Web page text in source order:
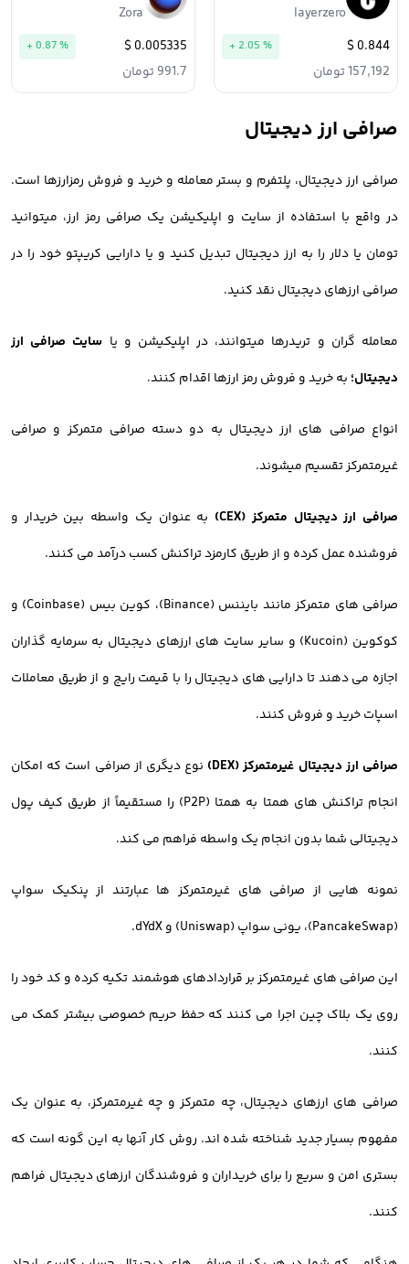
layerzero
0.844 $
+ 2.05 %
157,192 تومان
Zora
0.005335 $
+ 0.87 %
991.7 تومان
صرافی ارز دیجیتال
صرافی ارز دیجیتال، پلتفرم و بستر معامله و خرید و فروش رمزارزها است.
در واقع با استفاده از سایت و اپلیکیشن یک صرافی رمز ارز، میتوانید
تومان یا دلار را به ارز دیجیتال تبدیل کنید و یا دارایی کریپتو خود را در
صرافی ارزهای دیجیتال نقد کنید.
معامله گران و تریدرها میتوانند، در اپلیکیشن و یا سایت صرافی ارز
دیجیتال؛ به خرید و فروش رمز ارزها اقدام کنند.
انواع صرافی های ارز دیجیتال به دو دسته صرافی متمرکز و صرافی
غیرمتمرکز تقسیم میشوند.
صرافی ارز دیجیتال متمرکز (CEX)
به عنوان یک واسطه بین خریدار و
فروشنده عمل کرده و از طریق کارمزد تراکنش کسب درآمد می کنند.
صرافی های متمرکز مانند بایننس (Binance)، کوین بیس (Coinbase) و
کوکوین (Kucoin) و سایر سایت های ارزهای دیجیتال به سرمایه گذاران
اجازه می دهند تا دارایی های دیجیتال را با قیمت رایج و از طریق معاملات
اسپات خرید و فروش کنند.
صرافی ارز دیجیتال غیرمتمرکز (DEX)
نوع دیگری از صرافی است که امکان
انجام تراکنش های همتا به همتا (P2P) را مستقیماً از طریق کیف پول
دیجیتالی شما بدون انجام یک واسطه فراهم می کند.
نمونه هایی از صرافی های غیرمتمرکز ها عبارتند از پنکیک سواپ
(PancakeSwap)، یونی سواپ (Uniswap) و dYdX.
این صرافی های غیرمتمرکز بر قراردادهای هوشمند تکیه کرده و کد خود را
روی یک بلاک چین اجرا می کنند که حفظ حریم خصوصی بیشتر کمک می
کنند.
صرافی های ارزهای دیجیتال، چه متمرکز و چه غیرمتمرکز، به عنوان یک
مفهوم بسیار جدید شناخته شده اند. روش کار آنها به این گونه است که
بستری امن و سریع را برای خریداران و فروشندگان ارزهای دیجیتال فراهم
کنند.